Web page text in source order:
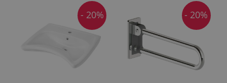
- 20% - 20%